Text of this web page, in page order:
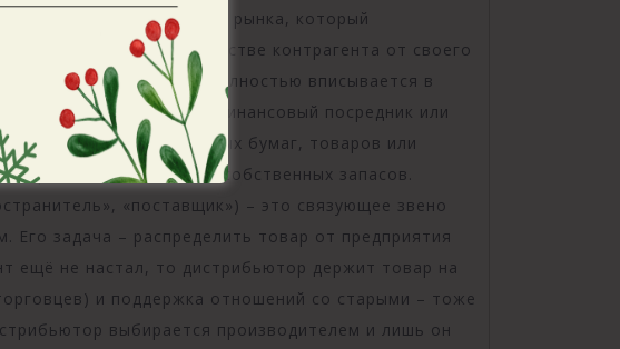
участник рынка, который
сделки с ним в качестве контрагента от своего
Такая деятельность полностью вписывается в
Форекс. Дилер — это финансовый посредник или
и продажей ценных бумаг, товаров или
из своих собственных запасов.
«поставщик») – это связующее звено
Его задача – распределить товар от предприятия
ещё не настал, то дистрибьютор держит товар на
и поддержка отношений со старыми – тоже
выбирается производителем и лишь он